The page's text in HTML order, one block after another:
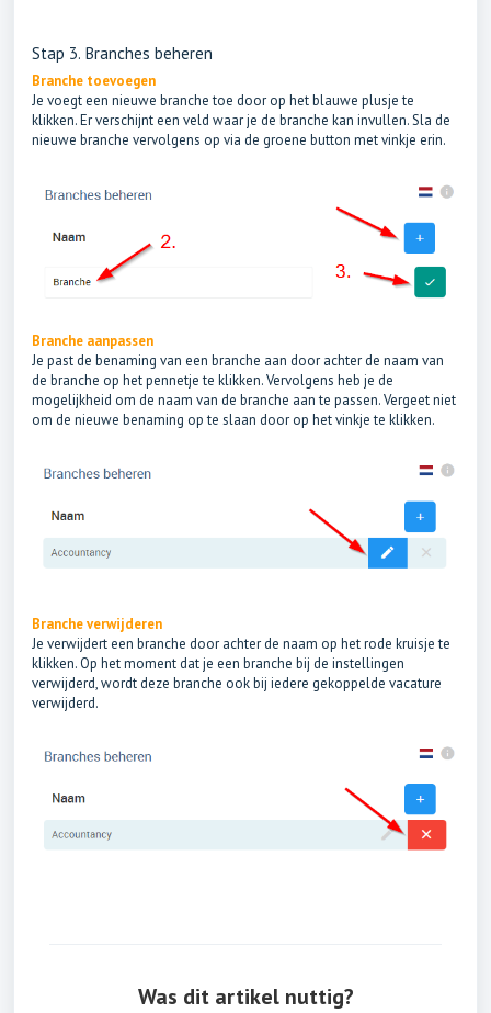
Stap 3. Branches beheren
Branche toevoegen
Je voegt een nieuwe branche toe door op het blauwe plusje te
klikken. Er verschijnt een veld waar je de branche kan invullen. Sla de
nieuwe branche vervolgens op via de groene button met vinkje erin.
Branche aanpassen
Je past de benaming van een branche aan door achter de naam van
de branche op het pennetje te klikken. Vervolgens heb je de
mogelijkheid om de naam van de branche aan te passen. Vergeet niet
om de nieuwe benaming op te slaan door op het vinkje te klikken.
Branche verwijderen
Je verwijdert een branche door achter de naam op het rode kruisje te
klikken. Op het moment dat je een branche bij de instellingen
verwijderd, wordt deze branche ook bij iedere gekoppelde vacature
verwijderd.
Was dit artikel nuttig?